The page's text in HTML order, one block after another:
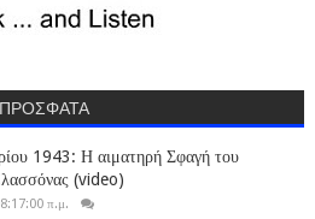
ΠΡΟΣΦΑΤΑ
1943: Η αιματηρή Σφαγή του
(video)
π.μ.